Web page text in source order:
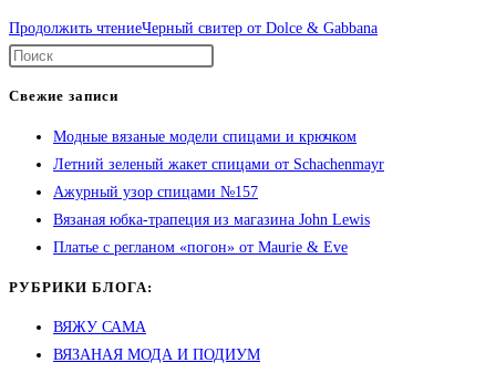
Продолжить чтениеЧерный свитер от Dolce & Gabbana
Свежие записи
Модные вязаные модели спицами и крючком
Летний зеленый жакет спицами от Schachenmayr
Ажурный узор спицами №157
Вязаная юбка-трапеция из магазина John Lewis
Платье с регланом «погон» от Maurie & Eve
РУБРИКИ БЛОГА:
ВЯЖУ САМА
ВЯЗАНАЯ МОДА И ПОДИУМ